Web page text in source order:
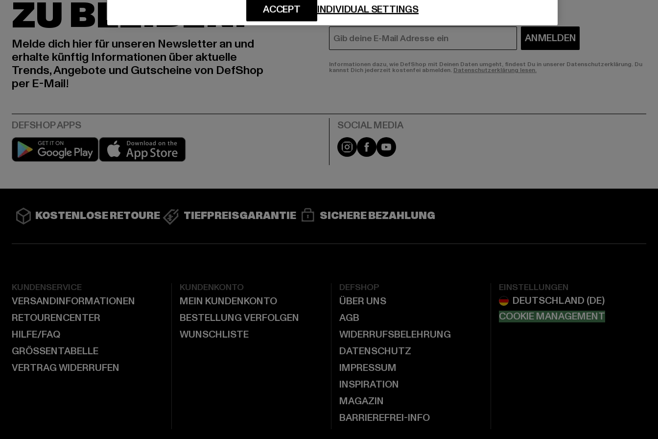
ZU BLEIBEN!
Melde dich hier für unseren Newsletter an und
erhalte künftig Informationen über aktuelle
Trends, Angebote und Gutscheine von DefShop
per E-Mail!
FRAUEN
E-MAIL ANMELDEN
Informationen dazu, wie DefShop mit Deinen Daten umgeht, findest Du in unserer Datenschutzerklärung. Du
kannst Dich jederzeit kostenfei abmelden. Datenschutzerklärung lesen.
Play market Instagram
FacebookYouTube
KOSTENLOSE RETOURE TIEFPREISGARANTIE SICHERE BEZAHLUNG
KUNDENSERVICE
VERSANDINFORMATIONEN
RETOURENCENTER
HILFE/FAQ
GRÖSSENTABELLE
VERTRAG WIDERRUFEN
KUNDENKONTO
MEIN KUNDENKONTO
BESTELLUNG VERFOLGEN
WUNSCHLISTE
DEFSHOP
ÜBER UNS
AGB
WIDERRUFSBELEHRUNG
DATENSCHUTZ
IMPRESSUM
INSPIRATION
MAGAZIN
BARRIEREFREI-INFO
EINSTELLUNGEN
COOKIE MANAGEMENT
INDIVIDUAL SETTINGS
ACCEPT